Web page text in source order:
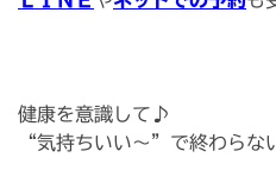
健康を意識して♪
“気持ちいい〜”で終わらな